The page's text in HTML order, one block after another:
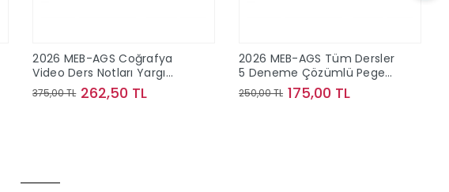
2026 MEB-AGS Coğrafya
Video Ders Notları Yargı
Yayınları
375,00 TL 262,50 TL
2026 MEB-AGS Tüm Dersler
5 Deneme Çözümlü Pegem
Akademi Yayınları
250,00 TL 175,00 TL